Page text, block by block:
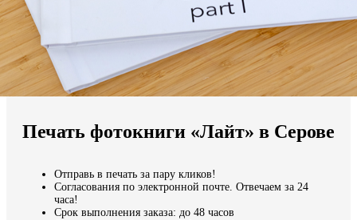
Мы доставляем по всему миру
Продолжить без города
Печать фотокниги «Лайт» в Серове
Отправь в печать за пару кликов!
Согласования по электронной почте. Отвечаем за 24
часа!
Срок выполнения заказа: до 48 часов